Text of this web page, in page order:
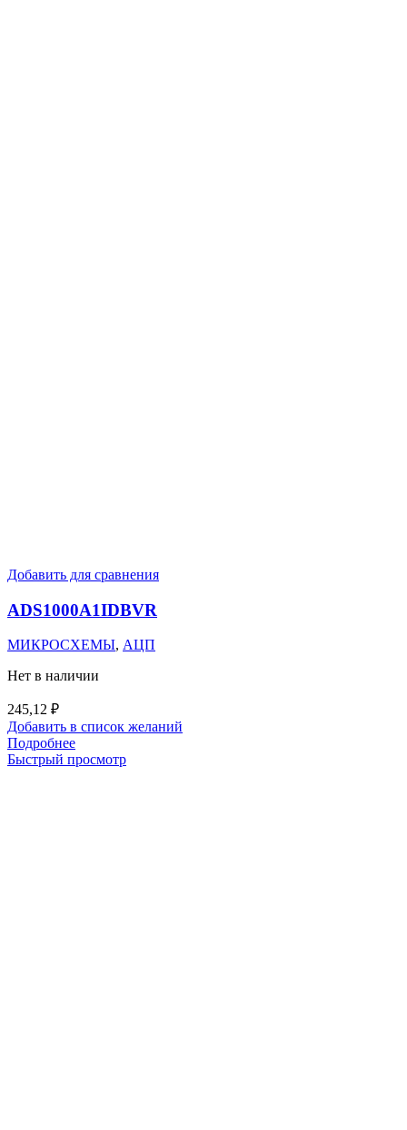
Добавить для сравнения
ADS1000A1IDBVR
МИКРОСХЕМЫ, АЦП
Нет в наличии
245,12 ₽
Добавить в список желаний
Подробнее
Быстрый просмотр